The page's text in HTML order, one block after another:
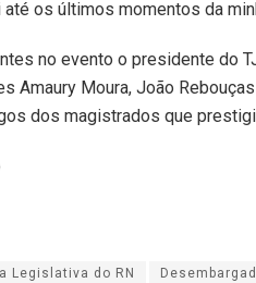
os últimos momentos da
no evento o presidente do
Amaury Moura, João
dos magistrados que
Legislativa do RN